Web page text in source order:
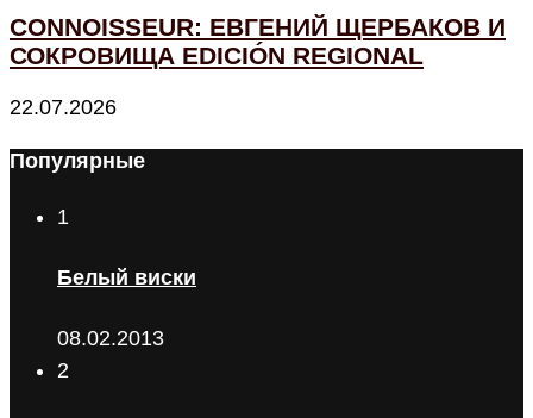
CONNOISSEUR: ЕВГЕНИЙ ЩЕРБАКОВ И
СОКРОВИЩА EDICIÓN REGIONAL
22.07.2026
Популярные
1
Белый виски
08.02.2013
2